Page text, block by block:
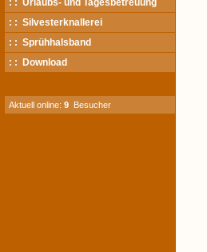
: : Urlaubs- und Tagesbetreuung
: : Silvesterknallerei
: : Sprühhalsband
: : Download
Aktuell online: 9 Besucher